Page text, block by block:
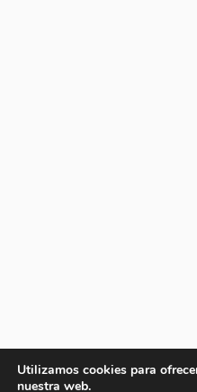
Utilizamos cookies para
nuestra web.